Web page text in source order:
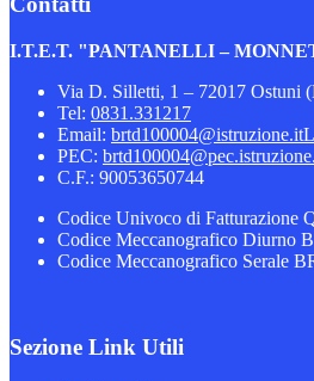
I.T.E.T. "PANTANELLI –
Via D. Silletti, 1 – 72017 Ostuni
Tel: 0831.331217
Email: brtd100004@istruzione.it
PEC:
C.F.: 90053650744
Codice Univoco di Fatturazione
Codice Meccanografico Diurno
Codice Meccanografico Serale
Sezione Link Utili